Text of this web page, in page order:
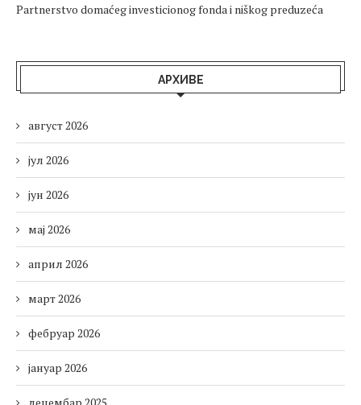
Partnerstvo domaćeg investicionog fonda i niškog preduzeća
АРХИВЕ
август 2026
јул 2026
јун 2026
мај 2026
април 2026
март 2026
фебруар 2026
јануар 2026
децембар 2025